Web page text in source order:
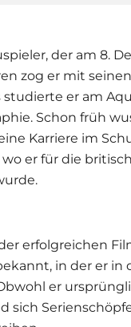
der am 8.
zog er mit
er am
Schon früh
Karriere im
er für die
erfolgreichen
in der er in
er